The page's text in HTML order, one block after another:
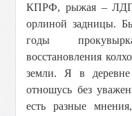
КПРФ, рыжая –
орлиной задницы.
годы
восстановления
земли. Я в
отношусь без
есть разные